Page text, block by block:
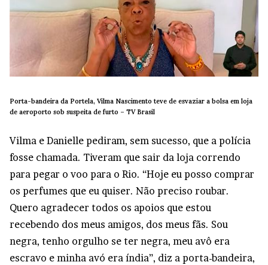
Porta-bandeira da Portela, Vilma Nascimento teve de esvaziar a bolsa em loja
de aeroporto sob suspeita de furto – TV Brasil
Vilma e Danielle pediram, sem sucesso, que a polícia
fosse chamada. Tiveram que sair da loja correndo
para pegar o voo para o Rio. “Hoje eu posso comprar
os perfumes que eu quiser. Não preciso roubar.
Quero agradecer todos os apoios que estou
recebendo dos meus amigos, dos meus fãs. Sou
negra, tenho orgulho se ter negra, meu avô era
escravo e minha avó era índia”, diz a porta-bandeira,